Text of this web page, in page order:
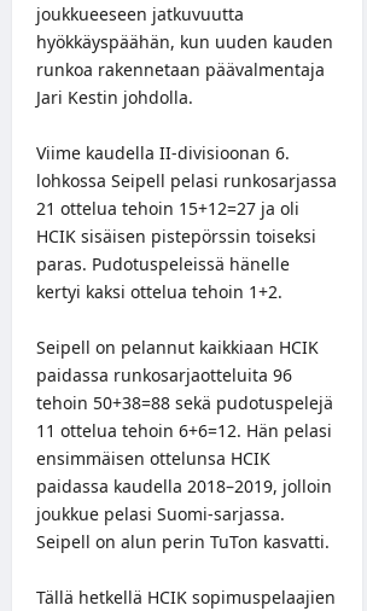
joukkueeseen jatkuvuutta
hyökkäyspäähän, kun uuden kauden
runkoa rakennetaan päävalmentaja
Jari Kestin johdolla.
Viime kaudella II-divisioonan 6.
lohkossa Seipell pelasi runkosarjassa
21 ottelua tehoin 15+12=27 ja oli
HCIK sisäisen pistepörssin toiseksi
paras. Pudotuspeleissä hänelle
kertyi kaksi ottelua tehoin 1+2.
Seipell on pelannut kaikkiaan HCIK
paidassa runkosarjaotteluita 96
tehoin 50+38=88 sekä pudotuspelejä
11 ottelua tehoin 6+6=12. Hän pelasi
ensimmäisen ottelunsa HCIK
paidassa kaudella 2018–2019, jolloin
joukkue pelasi Suomi-sarjassa.
Seipell on alun perin TuTon kasvatti.
Tällä hetkellä HCIK sopimuspelaajien